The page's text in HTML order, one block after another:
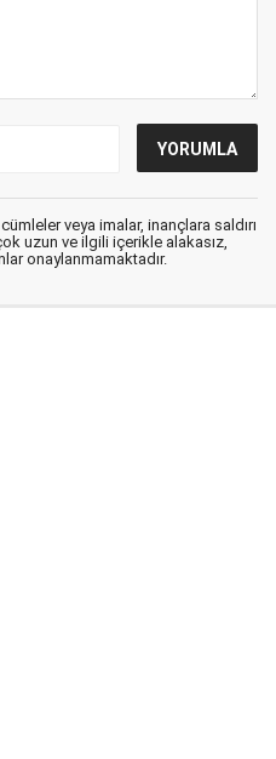
veya imalar, inançlara saldırı
uzun ve ilgili içerikle alakasız,
onaylanmamaktadır.